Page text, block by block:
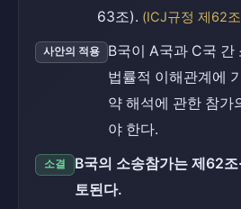
63조). (ICJ규정 제62
사안의 적용
B국이 A국과 C국 간
법률적 이해관계에
약 해석에 관한 참가
야 한다.
소결
B국의 소송참가는 제62
토된다.